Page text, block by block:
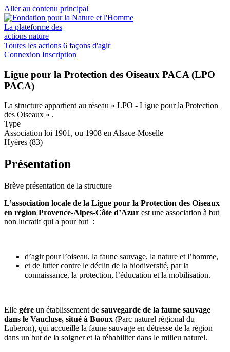
Aller au contenu principal
La plateforme des
actions nature
Toutes les actions 6 façons d'agir
Connexion Inscription
Ligue pour la Protection des Oiseaux PACA (LPO
PACA)
La structure appartient au réseau « LPO - Ligue pour la Protection
des Oiseaux » .
Type
Association loi 1901, ou 1908 en Alsace-Moselle
Hyères (83)
Présentation
Brève présentation de la structure
L’association locale de la Ligue pour la Protection des Oiseaux
en région Provence-Alpes-Côte d’Azur est une association à but
non lucratif qui a pour but :
d’agir pour l’oiseau, la faune sauvage, la nature et l’homme,
et de lutter contre le déclin de la biodiversité, par la
connaissance, la protection, l’éducation et la mobilisation.
Elle gère un établissement de sauvegarde de la faune sauvage
dans le Vaucluse, situé à Buoux (Parc naturel régional du
Luberon), qui accueille la faune sauvage en détresse de la région
dans un but de la soigner et la réhabiliter dans le milieu naturel.